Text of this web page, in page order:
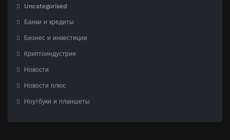
Uncategorised
Банки и кредиты
Бизнес и инвестиции
Криптоиндустрия
Новости
Новости плюс
Ноутбуки и планшеты